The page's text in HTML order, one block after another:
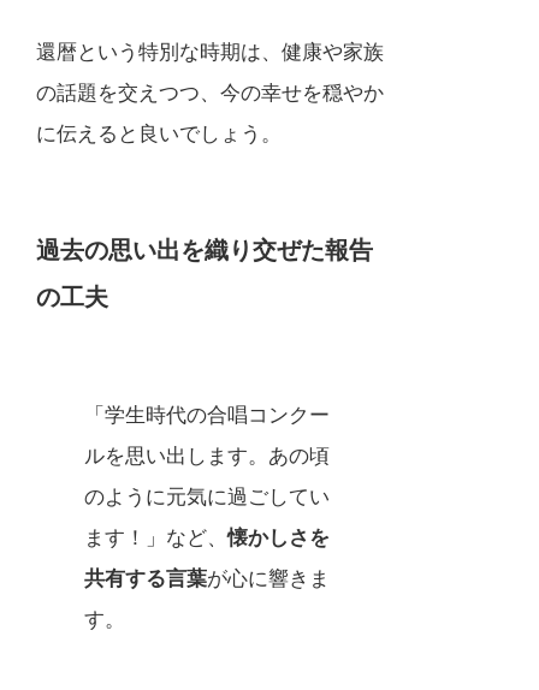
還暦という特別な時期は、健康や家族
の話題を交えつつ、今の幸せを穏やか
に伝えると良いでしょう。
過去の思い出を織り交ぜた報告
の工夫
「学生時代の合唱コンクー
ルを思い出します。あの頃
のように元気に過ごしてい
ます！」など、懐かしさを
共有する言葉が心に響きま
す。